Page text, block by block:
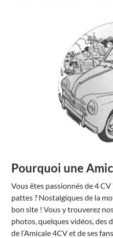
Pourquoi une
Vous êtes passionnés de 4
pattes ? Nostalgiques de la
bon site ! Vous y trouverez
photos, quelques vidéos, des
de l’Amicale 4CV et de ses